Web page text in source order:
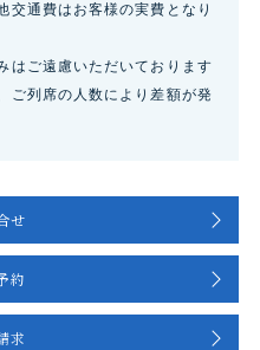
交通費はお客様の実費となり
はご遠慮いただいております
ご列席の人数により差額が発
せ
約
求